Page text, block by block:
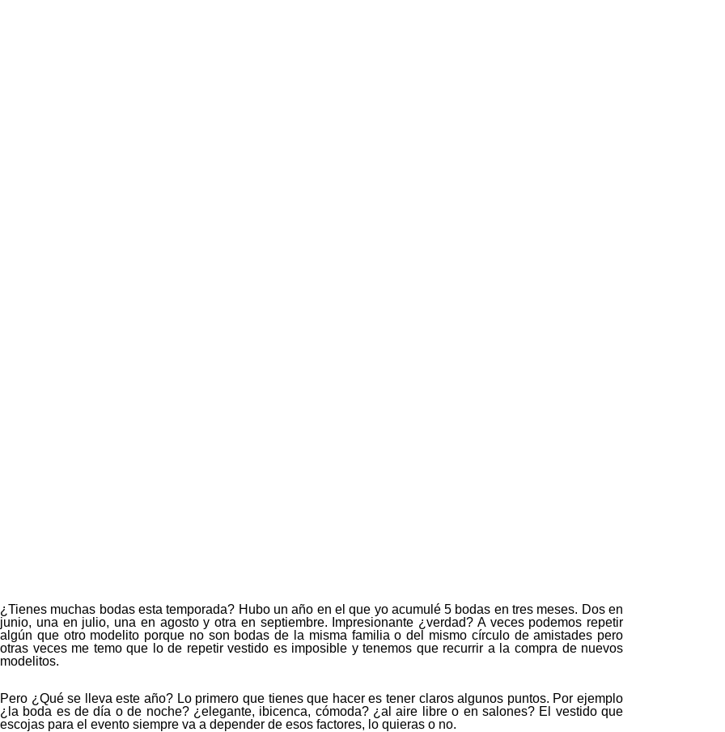
¿Tienes muchas bodas esta temporada? Hubo un año en el que yo acumulé 5 bodas en tres meses. Dos en
junio, una en julio, una en agosto y otra en septiembre. Impresionante ¿verdad? A veces podemos repetir
algún que otro modelito porque no son bodas de la misma familia o del mismo círculo de amistades pero
otras veces me temo que lo de repetir vestido es imposible y tenemos que recurrir a la compra de nuevos
modelitos.
Pero ¿Qué se lleva este año? Lo primero que tienes que hacer es tener claros algunos puntos. Por ejemplo
¿la boda es de día o de noche? ¿elegante, ibicenca, cómoda? ¿al aire libre o en salones? El vestido que
escojas para el evento siempre va a depender de esos factores, lo quieras o no.